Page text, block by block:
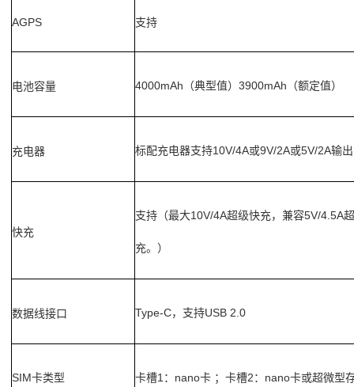
AGPS 支持
电池容量 4000mAh （典型值） 3900mAh （额定值）
充电器 标配充电器支持10V/4A或9V/2A或5V/2A输出
快充
支持（最大10V/4A超级快充，兼容5V/4.5A
充。）
数据线接口 Type-C，支持USB 2.0
SIM卡类型 卡槽1 ： nano卡 ；卡槽2 ： nano卡或超微型